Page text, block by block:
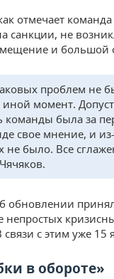
отмечает
санкции, не
и большой
проблем не
иной момент.
команды была за
свое мнение, и
не было. Все
обновлении
непростых
с этим уже 15
в обороте»